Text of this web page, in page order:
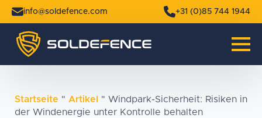
info@soldefence.com +31 (0)85 744 1944
Startseite " Artikel " Windpark-Sicherheit: Risiken in
der Windenergie unter Kontrolle behalten